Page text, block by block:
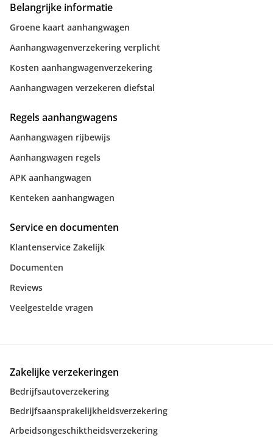
Belangrijke informatie
Groene kaart aanhangwagen
Aanhangwagenverzekering verplicht
Kosten aanhangwagenverzekering
Aanhangwagen verzekeren diefstal
Regels aanhangwagens
Aanhangwagen rijbewijs
Aanhangwagen regels
APK aanhangwagen
Kenteken aanhangwagen
Service en documenten
Klantenservice Zakelijk
Documenten
Reviews
Veelgestelde vragen
Zakelijke verzekeringen
Bedrijfsautoverzekering
Bedrijfsaansprakelijkheidsverzekering
Arbeidsongeschiktheidsverzekering